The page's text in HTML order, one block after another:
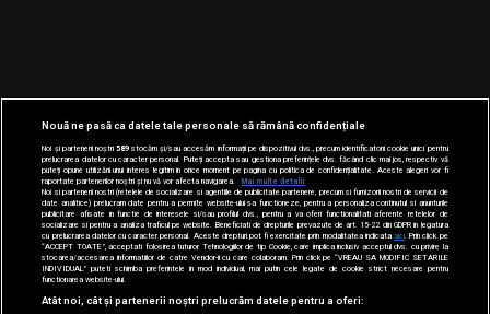
Nouă ne pasă ca datele tale personale să rămână confidențiale
Noi și partenerii noștri589stocăm și/sau accesăm informații pe dispozitivul dvs., precum identificatorii cookie unici pentru
prelucrarea datelor cu caracter personal. Puteți accepta sau gestiona preferințele dvs. făcând clic mai jos, respectiv vă
puteți opune utilizării unui interes legitim în orice moment pe pagina cu politica de confidențialitate. Aceste alegeri vor fi
raportate partenerilor noștri și nu vă vor afecta navigarea.
Mai multe detalii
Noi si partenerii nostri (retelele de socializare si agentiile de publicitate partenere, precum si furnizorii nostri de servicii de
date analitice) prelucram date pentru a permite website-ului sa functioneze, pentru a personaliza continutul si anunturile
publicitare afisate in functie de interesele si/sau profilul dvs., pentru a va oferi functionalitati aferente retelelor de
socializare si pentru a analiza traficul pe website. Beneficiati de drepturile prevazute de art. 15-22 din GDPR in legatura
cu prelucrarea datelor cu caracter personal. Aceste drepturi pot fi exercitate prin modalitatea indicataaici . Prin click pe
“ACCEPT TOATE”, acceptati folosirea tuturor Tehnologiilor de tip Cookie, care implica inclusiv acceptul dvs. cu privire la
stocarea/accesarea informatiilor de catre Vendor-ii cu care colaboram. Prin click pe “VREAU SA MODIFIC SETARILE
INDIVIDUAL” puteti schimba preferintele in mod individual, mai putin cele legate de cookie strict necesare pentru
functionarea website-ului.
Atât noi, cât și partenerii noștri prelucrăm datele pentru a oferi: